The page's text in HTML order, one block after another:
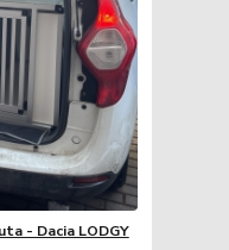
- Dacia LODGY